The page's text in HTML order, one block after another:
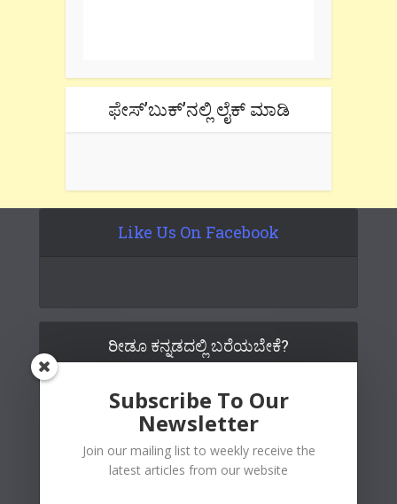
ಫೇಸ್’ಬುಕ್’ನಲ್ಲಿ ಲೈಕ್ ಮಾಡಿ
Like Us On Facebook
ರೀಡೂ ಕನ್ನಡದಲ್ಲಿ ಬರೆಯಬೇಕೆ?
Subscribe To Our
Newsletter
Join our mailing list to weekly receive the
latest articles from our website